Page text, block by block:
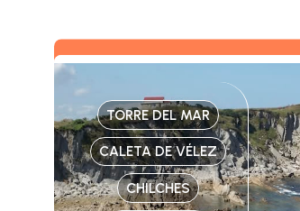
TORRE DEL MAR
CALETA DE VÉLEZ
CHILCHES